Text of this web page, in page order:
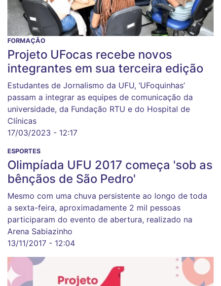
FORMAÇÃO
Projeto UFocas recebe novos
integrantes em sua terceira edição
Estudantes de Jornalismo da UFU, ‘UFoquinhas’
passam a integrar as equipes de comunicação da
universidade, da Fundação RTU e do Hospital de
Clínicas
17/03/2023 - 12:17
ESPORTES
Olimpíada UFU 2017 começa 'sob as
bênçãos de São Pedro'
Mesmo com uma chuva persistente ao longo de toda
a sexta-feira, aproximadamente 2 mil pessoas
participaram do evento de abertura, realizado na
Arena Sabiazinho
13/11/2017 - 12:04